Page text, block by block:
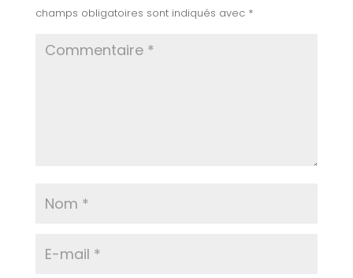
champs obligatoires sont indiqués avec *